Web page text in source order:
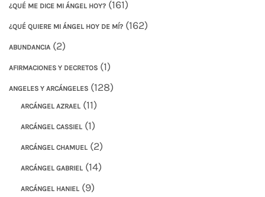
¿QUÉ ME DICE MI ÁNGEL HOY? (161)
¿QUÉ QUIERE MI ÁNGEL HOY DE MÍ? (162)
ABUNDANCIA (2)
AFIRMACIONES Y DECRETOS (1)
ANGELES Y ARCÁNGELES (128)
ARCÁNGEL AZRAEL (11)
ARCÁNGEL CASSIEL (1)
ARCÁNGEL CHAMUEL (2)
ARCÁNGEL GABRIEL (14)
ARCÁNGEL HANIEL (9)